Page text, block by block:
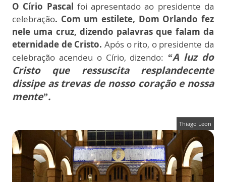
O Círio Pascal foi apresentado ao presidente da
celebração. Com um estilete, Dom Orlando fez
nele uma cruz, dizendo palavras que falam da
eternidade de Cristo. Após o rito, o presidente da
celebração acendeu o Círio, dizendo: “A luz do
Cristo que ressuscita resplandecente
dissipe as trevas de nosso coração e nossa
mente”.
Thiago Leon